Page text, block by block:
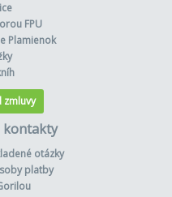
FPU
Plamienok
zmluvy
kontakty
otázky
platby